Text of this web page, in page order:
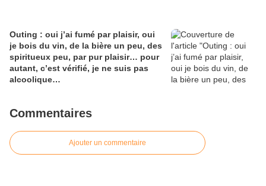
Outing : oui j’ai fumé par plaisir, oui
je bois du vin, de la bière un peu, des
spiritueux peu, par pur plaisir… pour
autant, c’est vérifié, je ne suis pas
alcoolique…
Commentaires
Ajouter un commentaire